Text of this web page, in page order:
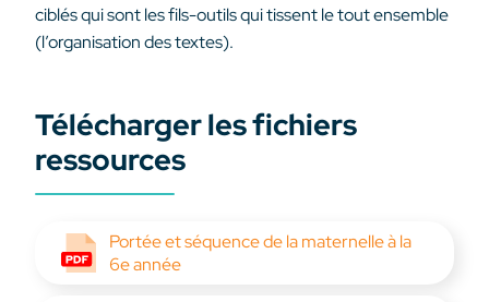
ciblés qui sont les fils-outils qui tissent le tout ensemble
(l’organisation des textes).
Télécharger les fichiers
ressources
Portée et séquence de la maternelle à la
6e année